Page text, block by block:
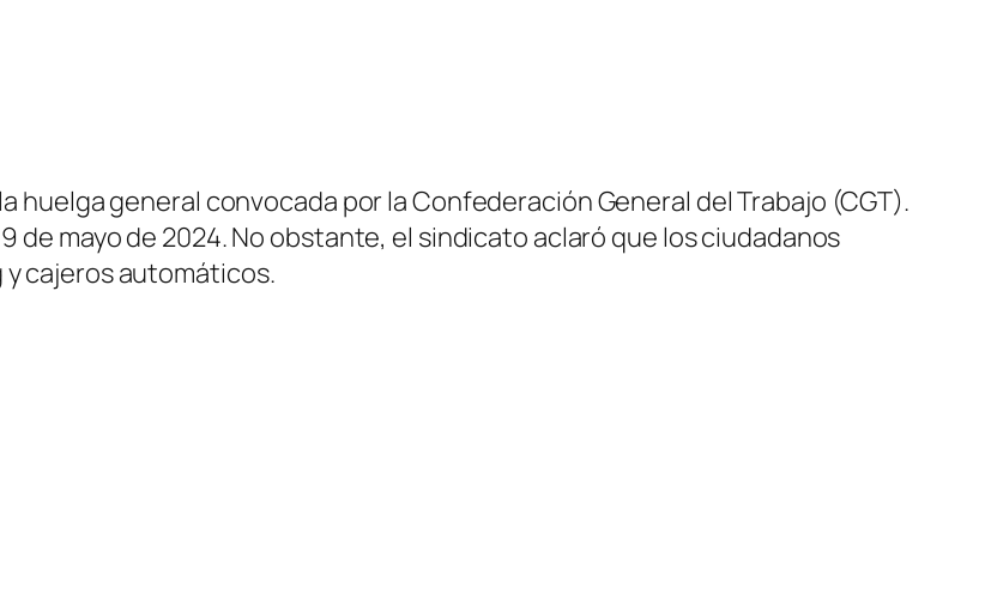
huelga general convocada por la Confederación General del Trabajo (CGT).
de mayo de 2024. No obstante, el sindicato aclaró que los ciudadanos
cajeros automáticos.